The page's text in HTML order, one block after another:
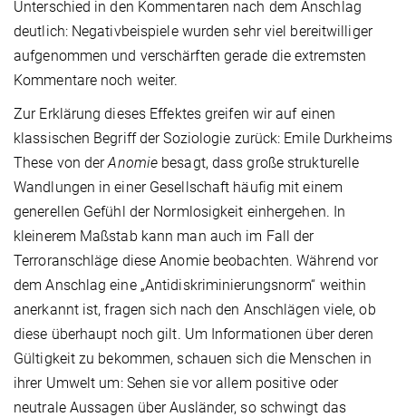
Unterschied in den Kommentaren nach dem Anschlag
deutlich: Negativbeispiele wurden sehr viel bereitwilliger
aufgenommen und verschärften gerade die extremsten
Kommentare noch weiter.
Zur Erklärung dieses Effektes greifen wir auf einen
klassischen Begriff der Soziologie zurück: Emile Durkheims
These von derAnomie besagt, dass große strukturelle
Wandlungen in einer Gesellschaft häufig mit einem
generellen Gefühl der Normlosigkeit einhergehen. In
kleinerem Maßstab kann man auch im Fall der
Terroranschläge diese Anomie beobachten. Während vor
dem Anschlag eine „Antidiskriminierungsnorm“ weithin
anerkannt ist, fragen sich nach den Anschlägen viele, ob
diese überhaupt noch gilt. Um Informationen über deren
Gültigkeit zu bekommen, schauen sich die Menschen in
ihrer Umwelt um: Sehen sie vor allem positive oder
neutrale Aussagen über Ausländer, so schwingt das